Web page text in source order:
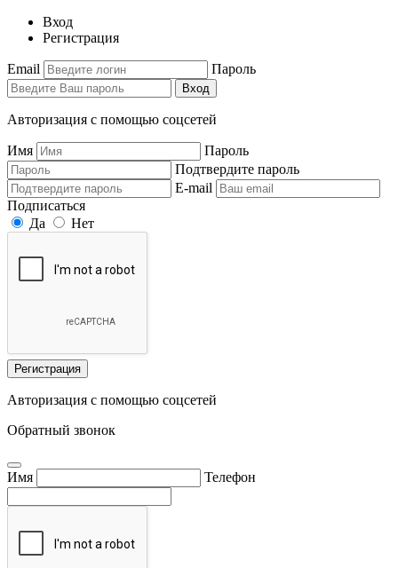
Вход
Регистрация
Email Пароль
Вход
Авторизация с помощью соцсетей
Имя
Пароль
Подтвердите пароль
E-mail
Подписаться
Да
Нет
Регистрация
Авторизация с помощью соцсетей
Обратный звонок
Имя Телефон